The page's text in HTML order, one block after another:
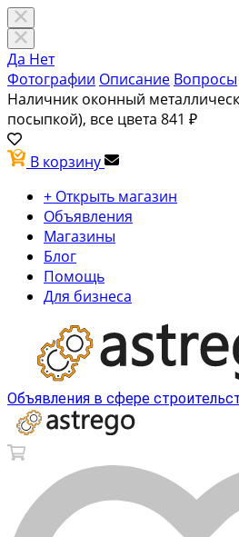
Да Нет
Фотографии Описание Вопросы
Наличник оконный
посыпкой), все цвета 841 ₽
В корзину
+ Открыть магазин
Объявления
Магазины
Блог
Помощь
Для бизнеса
Объявления в сфере